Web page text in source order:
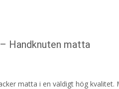
Handknuten matta
matta i en väldigt hög kvalitet.